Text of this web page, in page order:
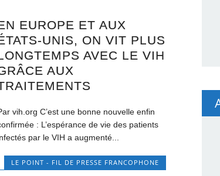
EUROPE ET AUX
UNIS, ON VIT PLUS
AVEC LE VIH
AUX
vih.org C’est une bonne nouvelle enfin
: L’espérance de vie des patients
par le VIH a augmenté...
LE POINT - FIL DE PRESSE FRANCOPHONE